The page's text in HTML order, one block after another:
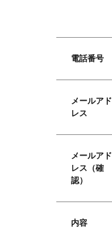
電話番号
メールアド
レス
メールアド
レス（確
認）
内容